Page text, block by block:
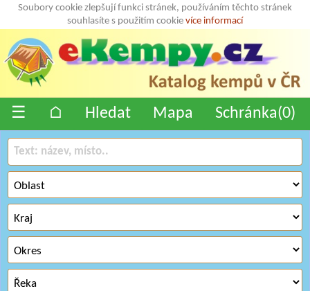
Soubory cookie zlepšují funkci stránek, používáním těchto stránek
souhlasíte s použitím cookie více informací
☰ ⌂ Hledat Mapa Schránka(0)